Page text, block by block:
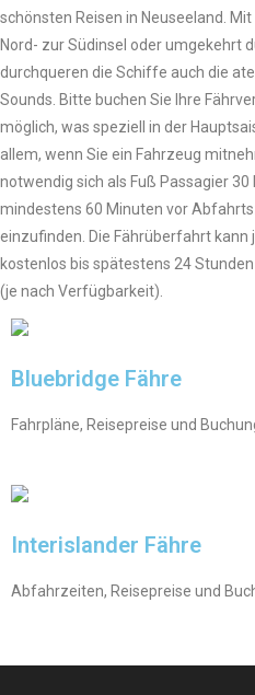
schönsten Reisen in Neuseeland.
Nord- zur Südinsel oder umgekehrt
durchqueren die Schiffe auch die
Sounds. Bitte buchen Sie Ihre
möglich, was speziell in der
allem, wenn Sie ein Fahrzeug
notwendig sich als Fuß Passagier
mindestens 60 Minuten vor
einzufinden. Die Fährüberfahrt
kostenlos bis spätestens 24
(je nach Verfügbarkeit).
Bluebridge Fähre
Fahrpläne, Reisepreise und
Interislander Fähre
Abfahrzeiten, Reisepreise und